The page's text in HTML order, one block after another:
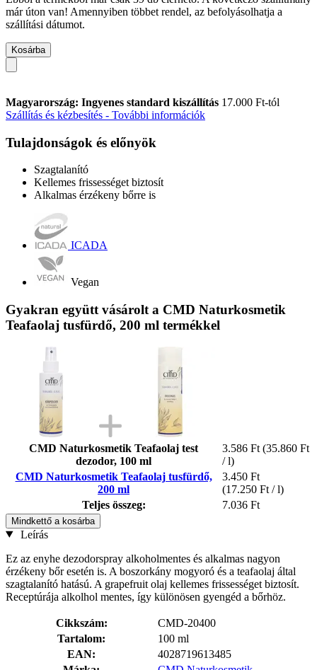
már úton van! Amennyiben többet rendel, az befolyásolhatja a
szállítási dátumot.
Kosárba
Magyarország: Ingyenes standard kiszállítás 17.000 Ft-tól
Szállítás és kézbesítés - További információk
Tulajdonságok és előnyök
Szagtalanító
Kellemes frissességet biztosít
Alkalmas érzékeny bőrre is
ICADA
Vegan
Gyakran együtt vásárolt a CMD Naturkosmetik
Teafaolaj tusfürdő, 200 ml termékkel
CMD Naturkosmetik Teafaolaj test
dezodor, 100 ml
3.586 Ft (35.860 Ft
/ l)
CMD Naturkosmetik Teafaolaj tusfürdő,
200 ml
3.450 Ft
(17.250 Ft / l)
Teljes összeg:
7.036 Ft
Mindkettő a kosárba
Leírás
Ez az enyhe dezodorspray alkoholmentes és alkalmas nagyon
érzékeny bőr esetén is. A boszorkány mogyoró és a teafaolaj által
szagtalanító hatású. A grapefruit olaj kellemes frissességet biztosít.
Receptúrája alkolhol mentes, így különösen gyengéd a bőrhöz.
Cikkszám:
CMD-20400
Tartalom:
100 ml
EAN:
4028719613485